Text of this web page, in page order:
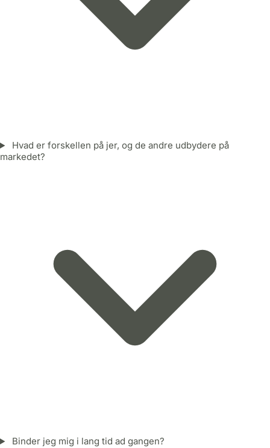
Hvad er forskellen på jer, og de andre udbydere på
markedet?
Binder jeg mig i lang tid ad gangen?